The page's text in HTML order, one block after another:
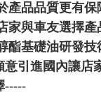
產品品質更有保
家與車友選擇
酯基礎油研發技
意引進國內讓店
-----